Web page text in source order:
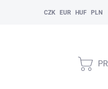
CZK EUR HUF PLN